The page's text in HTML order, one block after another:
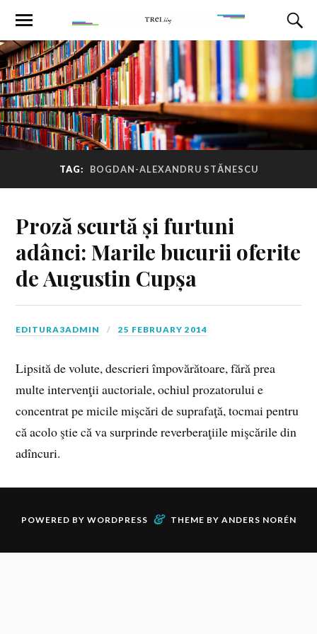
TAG: BOGDAN-ALEXANDRU STĂNESCU
Proză scurtă și furtuni
adânci: Marile bucurii oferite
de Augustin Cupșa
EDITURA3ADMIN 25 FEBRUARY 2014
Lipsită de volute, descrieri împovărătoare, fără prea
multe intervenţii auctoriale, ochiul prozatorului e
concentrat pe micile mişcări de suprafaţă, tocmai pentru
că acolo ştie că va surprinde reverberaţiile mişcările din
adîncuri.
POWERED BY WORDPRESS & THEME BY ANDERS NORÉN